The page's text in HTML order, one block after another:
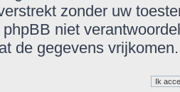
zonder uw
phpBB niet
de gegevens vrijkomen.